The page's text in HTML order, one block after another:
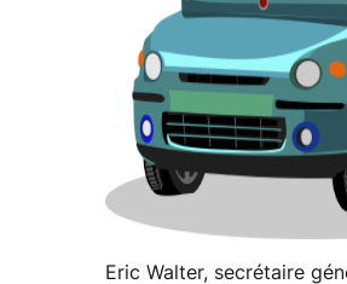
Eric Walter, secrétaire